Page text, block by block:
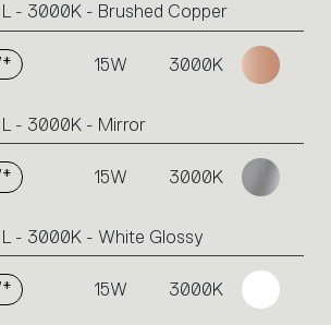
L - 3000K - Brushed Copper
15W 3000K
L - 3000K - Mirror
15W 3000K
L - 3000K - White Glossy
15W 3000K